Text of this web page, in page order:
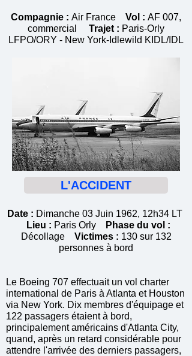
Compagnie : Air France Vol : AF 007,
commercial
Trajet : Paris-Orly
LFPO/ORY - New York-Idlewild KIDL/IDL
L'ACCIDENT
Date : Dimanche 03 Juin 1962, 12h34 LT
Lieu : Paris Orly
Phase du vol :
Décollage Victimes : 130 sur 132
personnes à bord
Le Boeing 707 effectuait un vol charter
international de Paris à Atlanta et Houston
via New York. Dix membres d'équipage et
122 passagers étaient à bord,
principalement américains d'Atlanta City,
quand, après un retard considérable pour
attendre l'arrivée des derniers passagers,